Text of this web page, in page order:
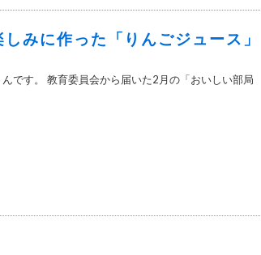
みに作った「りんごジュース」
です。 教育委員会から届いた2月の「おいしい部局